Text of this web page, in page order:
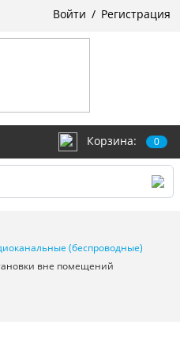
Войти / Регистрация
Корзина: 0
(беспроводные)
вне помещений